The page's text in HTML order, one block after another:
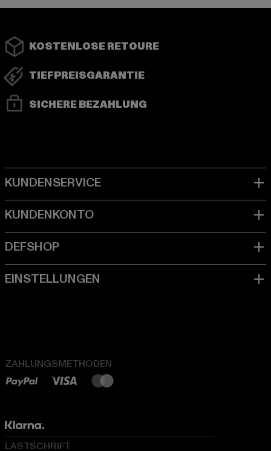
KOSTENLOSE RETOURE
TIEFPREISGARANTIE
SICHERE BEZAHLUNG
ZAHLUNGSMETHODEN
LASTSCHRIFT